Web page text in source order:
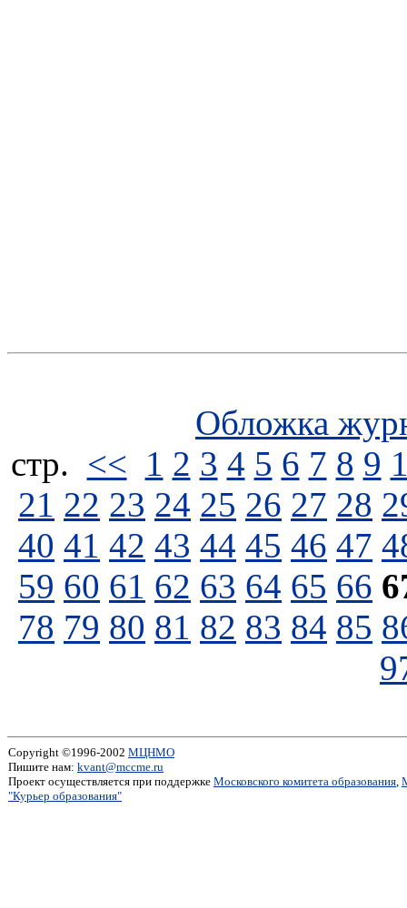
Обложка
стp. << 1 2 3 4 5 6 7 8 9
21 22 23 24 25 26 27 28
40 41 42 43 44 45 46 47
59 60 61 62 63 64 65 66
78 79 80 81 82 83 84 85
Copyright ©1996-2002 МЦНМО
Пишите нам: kvant@mccme.ru
Проект осуществляется при поддержке Московского комитета образования,
"Курьер образования"